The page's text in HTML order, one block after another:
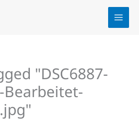
"DSC6887-